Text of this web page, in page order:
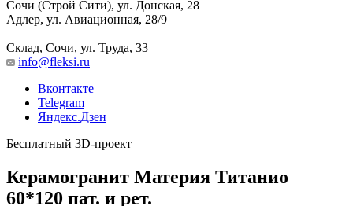
Сочи (Строй Сити), ул. Донская, 28
Адлер, ул. Авиационная, 28/9
Склад, Сочи, ул. Труда, 33
info@fleksi.ru
Вконтакте
Telegram
Яндекс.Дзен
Бесплатный 3D-проект
Керамогранит Материя Титанио
60*120 пат. и рет.